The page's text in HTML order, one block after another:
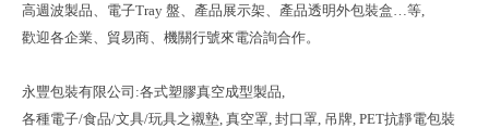
高週波製品、電子Tray 盤、 產品展示架、產品透明外包裝盒…等,
歡迎各企業、貿易商、機關行號來電洽詢合作。
永豐包裝有限公司 :各式塑膠真空成型製品,
各種電子/食品/文具/玩具之襯墊, 真空罩, 封口罩, 吊牌, PET抗靜電包裝